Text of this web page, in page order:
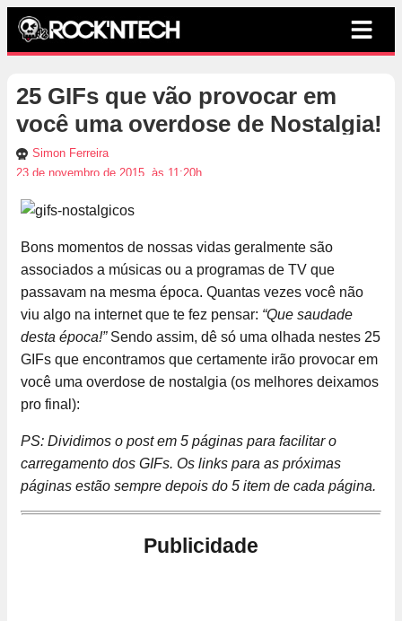
25 GIFs que vão provocar em
você uma overdose de Nostalgia!
Simon Ferreira
23 de novembro de 2015, às 11:20h
Bons momentos de nossas vidas geralmente são
associados a músicas ou a programas de TV que
passavam na mesma época. Quantas vezes você não
viu algo na internet que te fez pensar: “Que saudade
desta época!”Sendo assim, dê só uma olhada nestes 25
GIFs que encontramos que certamente irão provocar em
você uma overdose de nostalgia (os melhores deixamos
pro final):
PS: Dividimos o post em 5 páginas para facilitar o
carregamento dos GIFs. Os links para as próximas
páginas estão sempre depois do 5 item de cada página.
Publicidade